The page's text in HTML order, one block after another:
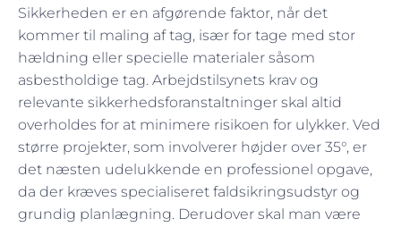
Sikkerheden er en afgørende faktor, når det
kommer til maling af tag, især for tage med stor
hældning eller specielle materialer såsom
asbestholdige tag. Arbejdstilsynets krav og
relevante sikkerhedsforanstaltninger skal altid
overholdes for at minimere risikoen for ulykker. Ved
større projekter, som involverer højder over 35°, er
det næsten udelukkende en professionel opgave,
da der kræves specialiseret faldsikringsudstyr og
grundig planlægning. Derudover skal man være